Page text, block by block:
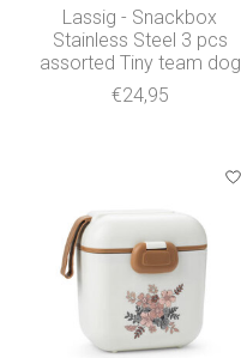
Lassig - Snackbox
Stainless Steel 3 pcs
assorted Tiny team dog
€24,95